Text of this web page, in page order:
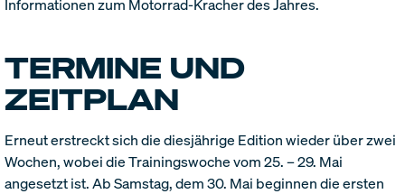
Informationen zum Motorrad-Kracher des Jahres.
TERMINE UND
ZEITPLAN
Erneut erstreckt sich die diesjährige Edition wieder über zwei
Wochen, wobei die Trainingswoche vom 25. – 29. Mai
angesetzt ist. Ab Samstag, dem 30. Mai beginnen die ersten